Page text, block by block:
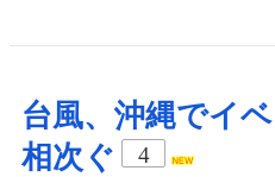
台風、沖縄でイ
相次ぐ
4